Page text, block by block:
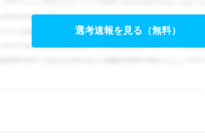
選考速報を見る（無料）